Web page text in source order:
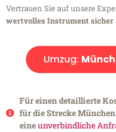
Vertrauen Sie auf unsere
wertvolles Instrument sicher
Umzug:
Für einen detaillierte
für die Strecke
eineunverbindliche